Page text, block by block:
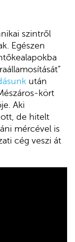
szintről
Egészen
után
kört
Aki
de hitelt
mércével is
cég veszi át